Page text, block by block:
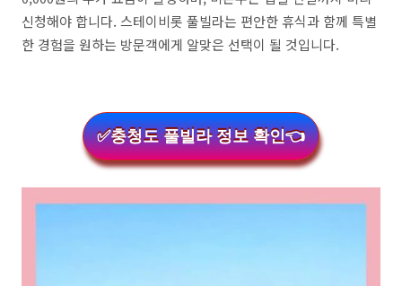
신청해야 합니다. 스테이비롯 풀빌라는 편안한 휴식과 함께 특별
한 경험을 원하는 방문객에게 알맞은 선택이 될 것입니다.
✅충청도 풀빌라 정보 확인👈